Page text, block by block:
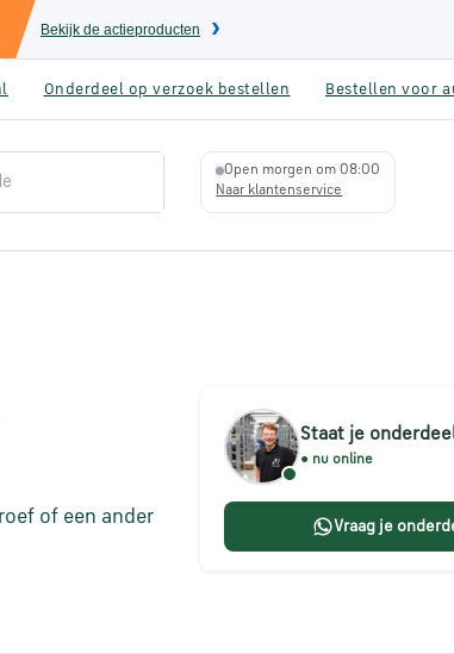
Bekijk de actieproducten
Onderdeel op verzoek bestellen Bestellen voor
Open morgen om 08:00
Naar klantenservice
of een ander
Staat je
● nu online
Vraag je